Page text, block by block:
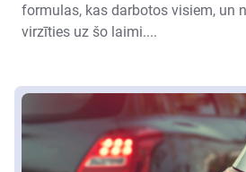
formulas, kas darbotos visiem, un
virzīties uz šo laimi....